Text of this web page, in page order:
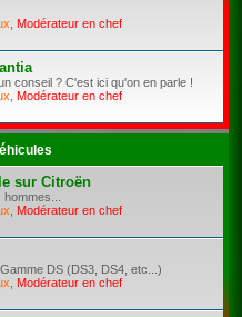
Modérateur en chef
conseil ? C'est ici qu'on en parle !
Modérateur en chef
sur Citroën
Modérateur en chef
DS (DS3, DS4, etc...)
Modérateur en chef